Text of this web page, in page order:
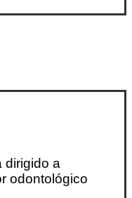
dirigido a
odontológico